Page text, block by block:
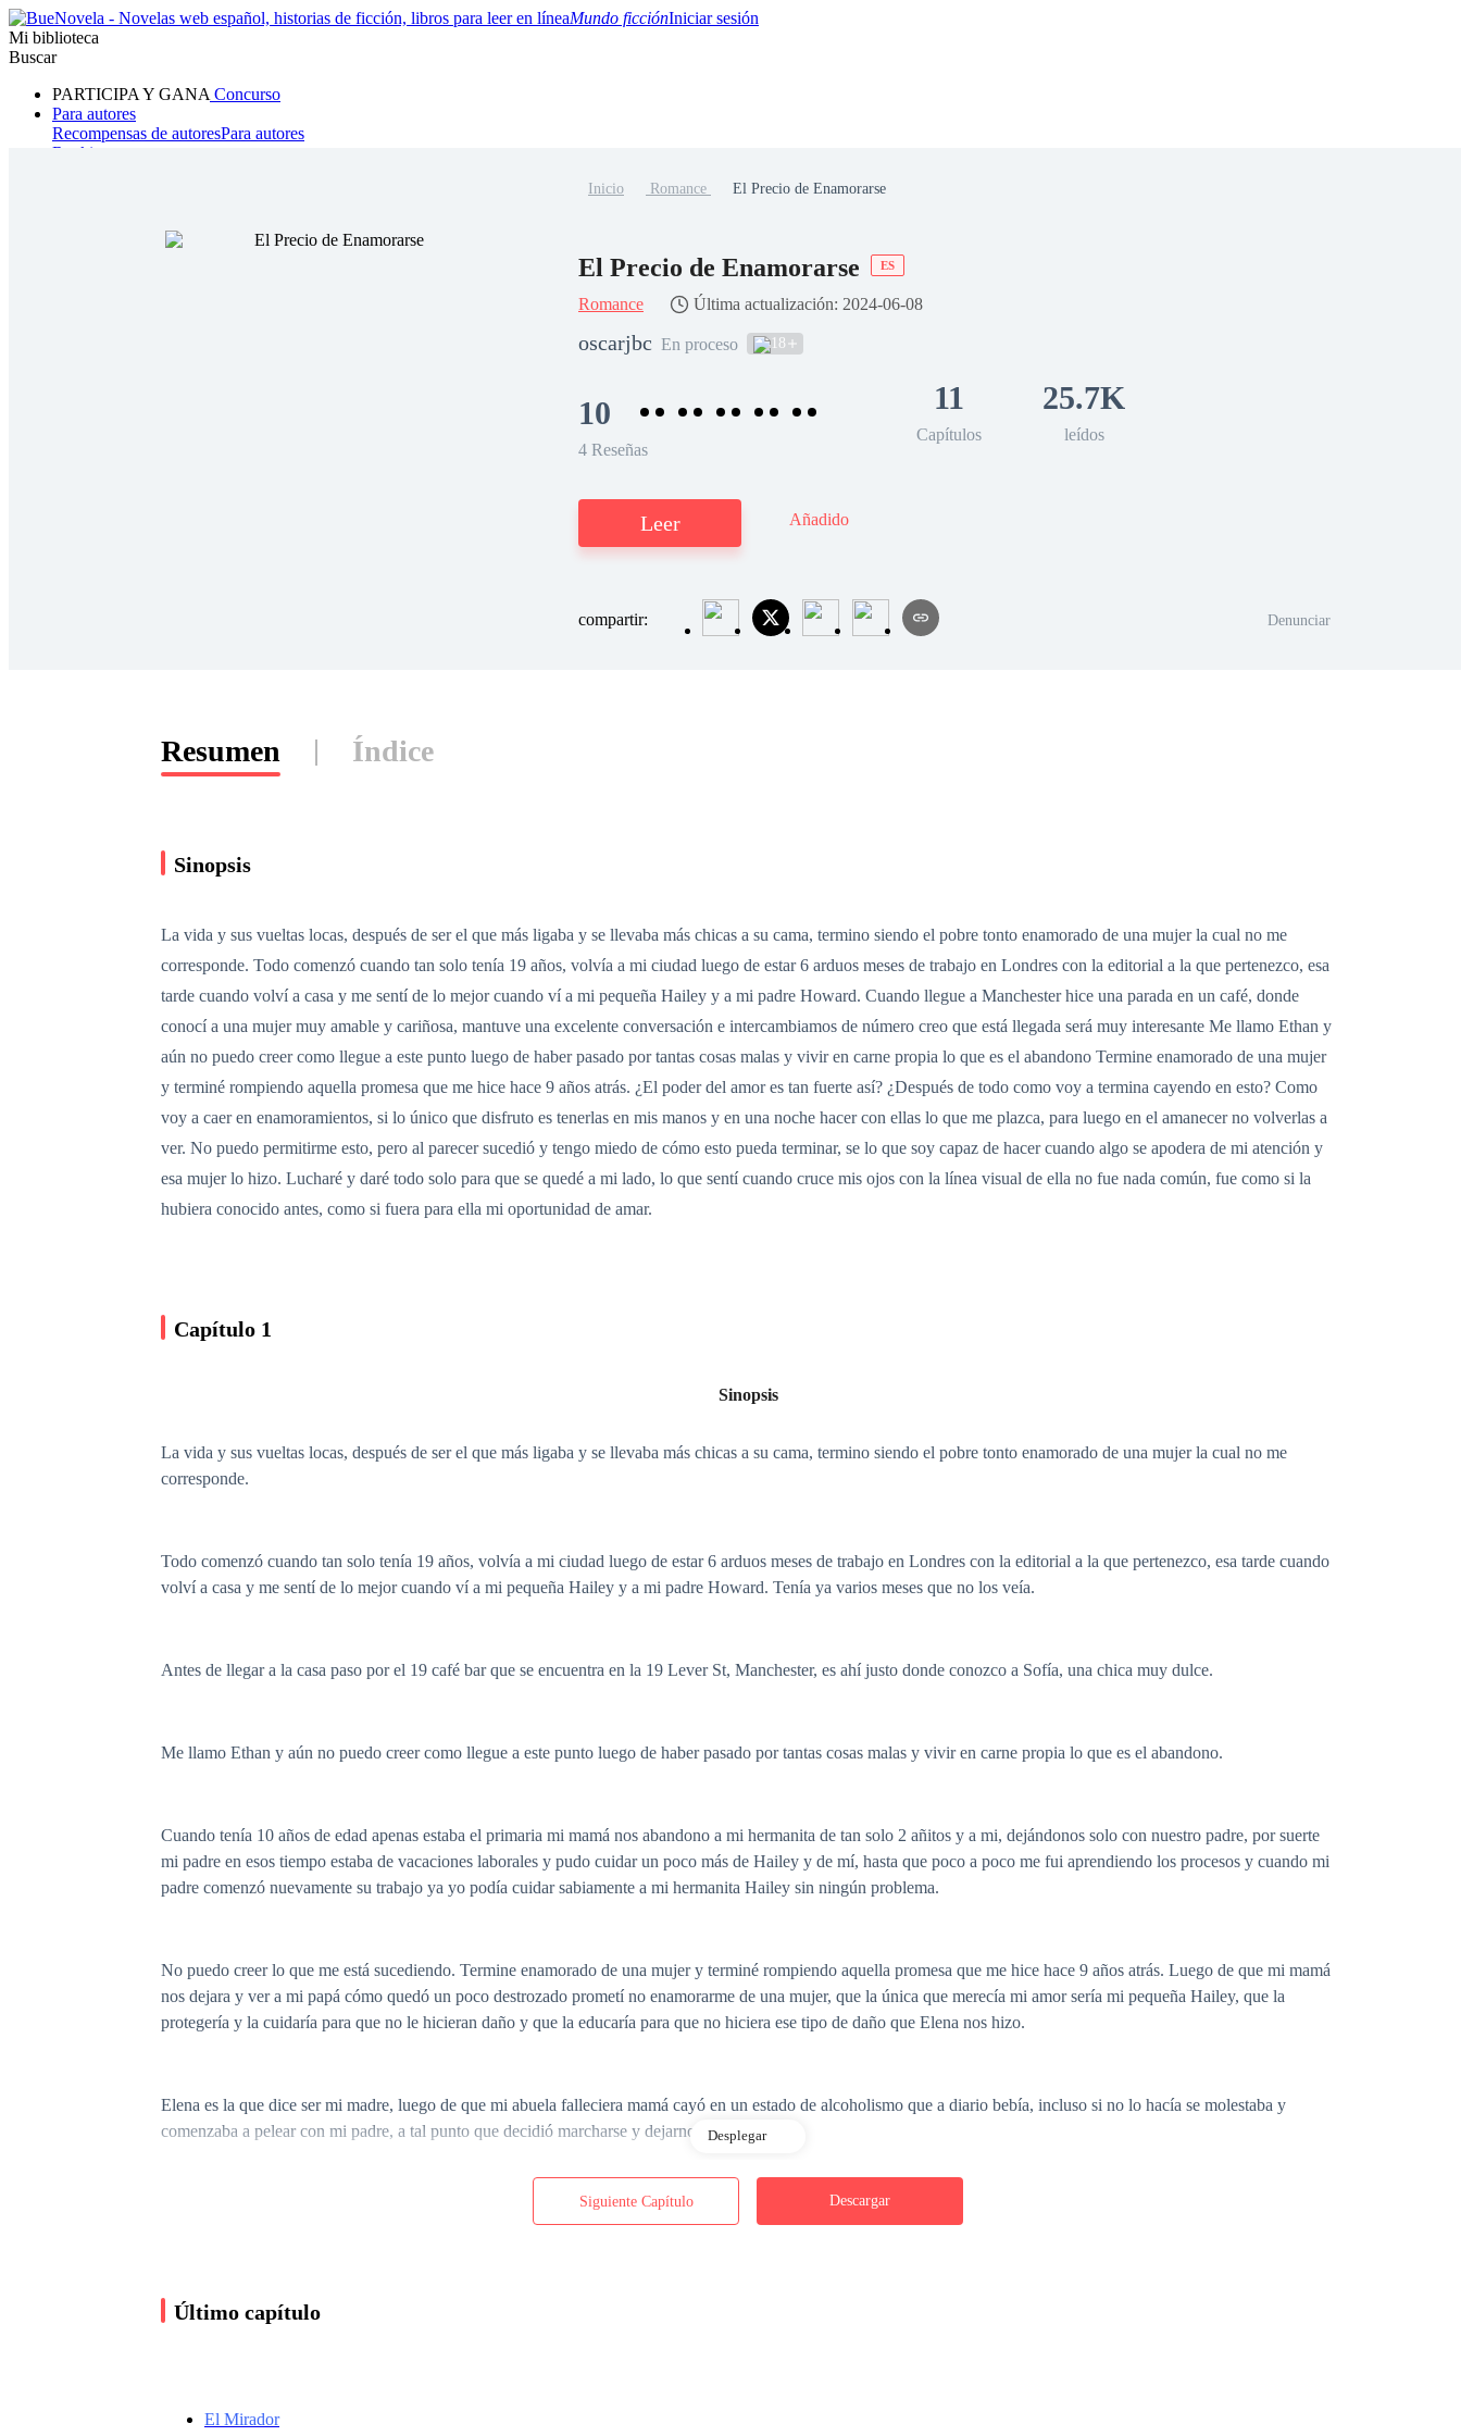
Mundo ficciónIniciar sesión
Mi biblioteca
Buscar
PARTICIPA Y GANA Concurso
Para autores
Recompensas de autoresPara autores
Ranking
Hombre loboMafia SistemaFantasía
Inicio Romance El Precio de Enamorarse
El Precio de Enamorarse ES
Romance Última actualización: 2024-06-08
oscarjbc En proceso 18
10
4 Reseñas
11
Capítulos
25.7K
leídos
Leer Añadido
compartir: Denunciar
Resumen Índice
Sinopsis
La vida y sus vueltas locas, después de ser el que más ligaba y se llevaba más chicas a su cama, termino siendo el pobre tonto enamorado de una mujer la cual no me
corresponde. Todo comenzó cuando tan solo tenía 19 años, volvía a mi ciudad luego de estar 6 arduos meses de trabajo en Londres con la editorial a la que pertenezco, esa
tarde cuando volví a casa y me sentí de lo mejor cuando ví a mi pequeña Hailey y a mi padre Howard. Cuando llegue a Manchester hice una parada en un café, donde
conocí a una mujer muy amable y cariñosa, mantuve una excelente conversación e intercambiamos de número creo que está llegada será muy interesante Me llamo Ethan y
aún no puedo creer como llegue a este punto luego de haber pasado por tantas cosas malas y vivir en carne propia lo que es el abandono Termine enamorado de una mujer
y terminé rompiendo aquella promesa que me hice hace 9 años atrás. ¿El poder del amor es tan fuerte así? ¿Después de todo como voy a termina cayendo en esto? Como
voy a caer en enamoramientos, si lo único que disfruto es tenerlas en mis manos y en una noche hacer con ellas lo que me plazca, para luego en el amanecer no volverlas a
ver. No puedo permitirme esto, pero al parecer sucedió y tengo miedo de cómo esto pueda terminar, se lo que soy capaz de hacer cuando algo se apodera de mi atención y
esa mujer lo hizo. Lucharé y daré todo solo para que se quedé a mi lado, lo que sentí cuando cruce mis ojos con la línea visual de ella no fue nada común, fue como si la
hubiera conocido antes, como si fuera para ella mi oportunidad de amar.
Capítulo 1
Sinopsis
La vida y sus vueltas locas, después de ser el que más ligaba y se llevaba más chicas a su cama, termino siendo el pobre tonto enamorado de una mujer la cual no me
corresponde.
Todo comenzó cuando tan solo tenía 19 años, volvía a mi ciudad luego de estar 6 arduos meses de trabajo en Londres con la editorial a la que pertenezco, esa tarde cuando
volví a casa y me sentí de lo mejor cuando ví a mi pequeña Hailey y a mi padre Howard. Tenía ya varios meses que no los veía.
Antes de llegar a la casa paso por el 19 café bar que se encuentra en la 19 Lever St, Manchester, es ahí justo donde conozco a Sofía, una chica muy dulce.
Me llamo Ethan y aún no puedo creer como llegue a este punto luego de haber pasado por tantas cosas malas y vivir en carne propia lo que es el abandono.
Cuando tenía 10 años de edad apenas estaba el primaria mi mamá nos abandono a mi hermanita de tan solo 2 añitos y a mi, dejándonos solo con nuestro padre, por suerte
mi padre en esos tiempo estaba de vacaciones laborales y pudo cuidar un poco más de Hailey y de mí, hasta que poco a poco me fui aprendiendo los procesos y cuando mi
padre comenzó nuevamente su trabajo ya yo podía cuidar sabiamente a mi hermanita Hailey sin ningún problema.
No puedo creer lo que me está sucediendo. Termine enamorado de una mujer y terminé rompiendo aquella promesa que me hice hace 9 años atrás. Luego de que mi mamá
nos dejara y ver a mi papá cómo quedó un poco destrozado prometí no enamorarme de una mujer, que la única que merecía mi amor sería mi pequeña Hailey, que la
protegería y la cuidaría para que no le hicieran daño y que la educaría para que no hiciera ese tipo de daño que Elena nos hizo.
Elena es la que dice ser mi madre, luego de que mi abuela falleciera mamá cayó en un estado de alcoholismo que a diario bebía, incluso si no lo hacía se molestaba y
comenzaba a pelear con mi padre, a tal punto que decidió marcharse y dejarnos abandonados.
—¿El poder del amor es tan fuerte así? —Porque siento algo más que una simple curiosidad siento deseos de ella, siento que tengo que estar ahí, que con ella estoy
—¿Qué me está sucediendo? ¿Después de todo como voy a termina cayendo en esto?. —Quizá ya es hora, quiero pensar que ella no tiene la culpa, ya me he cobrado
—¿Pero que me pasa? —Como voy a caer en enamoramientos, si lo único que disfruto es tenerlas en mis manos y en una noche hacer con ellas lo que me plazca, para
Desplegar
Siguiente Capítulo Descargar
Último capítulo
El Mirador